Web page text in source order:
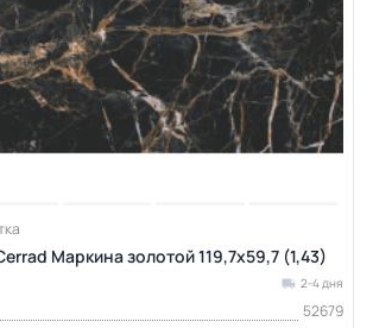
Маркина золотой 119,7x59,7 (1,43)
2-4 дня
52679